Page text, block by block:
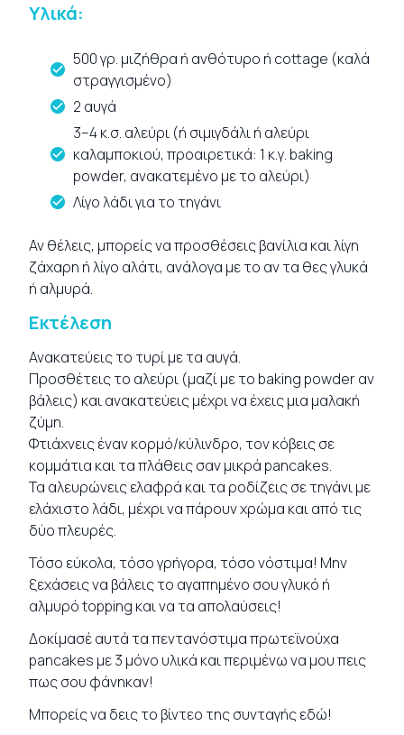
Υλικά:
500 γρ. μιζήθρα ή ανθότυρο ή cottage (καλά
στραγγισμένο)
2 αυγά
3–4 κ.σ. αλεύρι (ή σιμιγδάλι ή αλεύρι
καλαμποκιού, προαιρετικά: 1 κ.γ. baking
powder, ανακατεμένο με το αλεύρι)
Λίγο λάδι για το τηγάνι
Αν θέλεις, μπορείς να προσθέσεις βανίλια και λίγη
ζάχαρη ή λίγο αλάτι, ανάλογα με το αν τα θες γλυκά
ή αλμυρά.
Εκτέλεση
Ανακατεύεις το τυρί με τα αυγά.
Προσθέτεις το αλεύρι (μαζί με το baking powder αν
βάλεις) και ανακατεύεις μέχρι να έχεις μια μαλακή
ζύμη.
Φτιάχνεις έναν κορμό/κύλινδρο, τον κόβεις σε
κομμάτια και τα πλάθεις σαν μικρά pancakes.
Τα αλευρώνεις ελαφρά και τα ροδίζεις σε τηγάνι με
ελάχιστο λάδι, μέχρι να πάρουν χρώμα και από τις
δύο πλευρές.
Τόσο εύκολα, τόσο γρήγορα, τόσο νόστιμα! Μην
ξεχάσεις να βάλεις το αγαπημένο σου γλυκό ή
αλμυρό topping και να τα απολαύσεις!
Δοκίμασέ αυτά τα πεντανόστιμα πρωτεϊνούχα
pancakes με 3 μόνο υλικά και περιμένω να μου πεις
πως σου φάνηκαν!
Μπορείς να δεις το βίντεο της συνταγήςεδώ!